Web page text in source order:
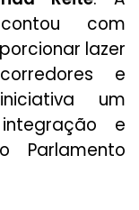
com
lazer
e
um
e
Parlamento